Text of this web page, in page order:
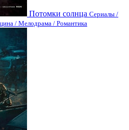
Потомки солнца Сериалы /
/ Мелодрама / Романтика